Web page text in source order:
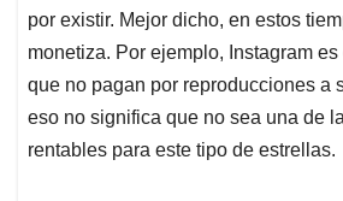
por existir. Mejor dicho, en estos
monetiza. Por ejemplo, Instagram
que no pagan por reproducciones a
eso no significa que no sea una de
rentables para este tipo de estrellas.